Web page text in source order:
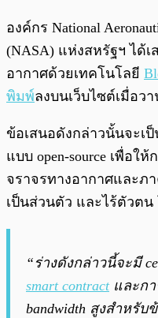
องค์กร National
(NASA) แห่งสหรัฐฯ ได้
อากาศด้วยเทคโนโลยี
พิมพ์ลงบนเว็บไซต์เมื่อว
ข้อเสนอดังกล่าวนั้นจะเ
แบบ open-source เพื่อใ
จราจรทางอากาศและ
เป็นส่วนตัว และไร้ตัวตน
“ร่างดังกล่าวนี้จะมี
smart contractและกา
bandwidth สูงสำหรั